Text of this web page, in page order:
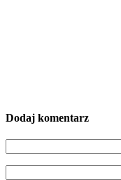
Dodaj komentarz